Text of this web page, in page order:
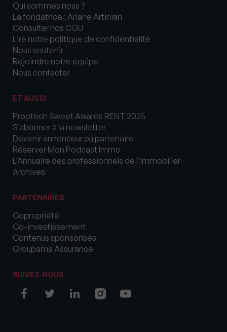
Qui sommes nous ?
La fondatrice : Ariane Artinian
Consulter nos CGU
Lire notre politique de confidentialité
Nous soutenir
Rejoindre notre équipe
Nous contacter
ET AUSSI
Proptech Sweet Awards RENT 2025
S’abonner à la newsletter
Devenir annonceur ou partenaire
Réserver Mon Podcast Immo
L’Annuaire des professionnels de l’immobilier
Archives
PARTENAIRES
Copropriété
Co-investissement
Contenus sponsorisés
Groupama Assurance
SUIVEZ-NOUS